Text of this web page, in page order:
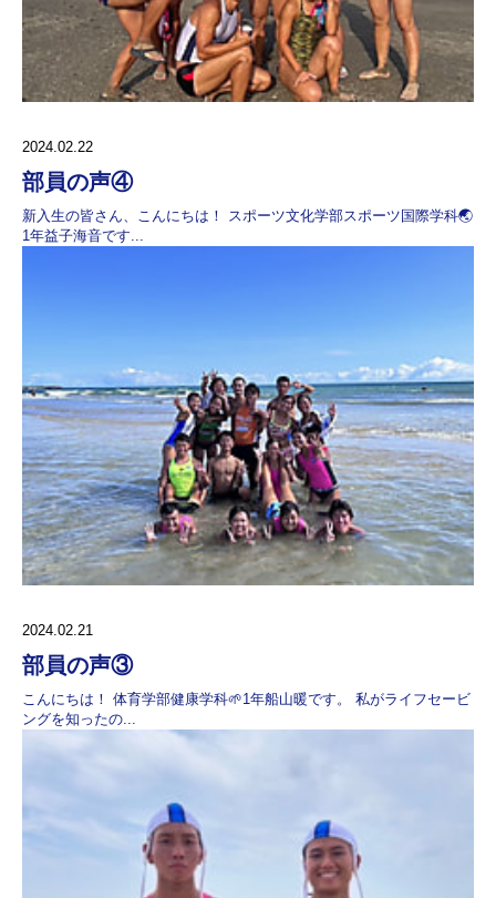
2024.02.22
部員の声④
新入生の皆さん、こんにちは！ スポーツ文化学部スポーツ国際学科🌏
1年益子海音です...
2024.02.21
部員の声③
こんにちは！ 体育学部健康学科🌱1年船山暖です。 私がライフセービ
ングを知ったの...